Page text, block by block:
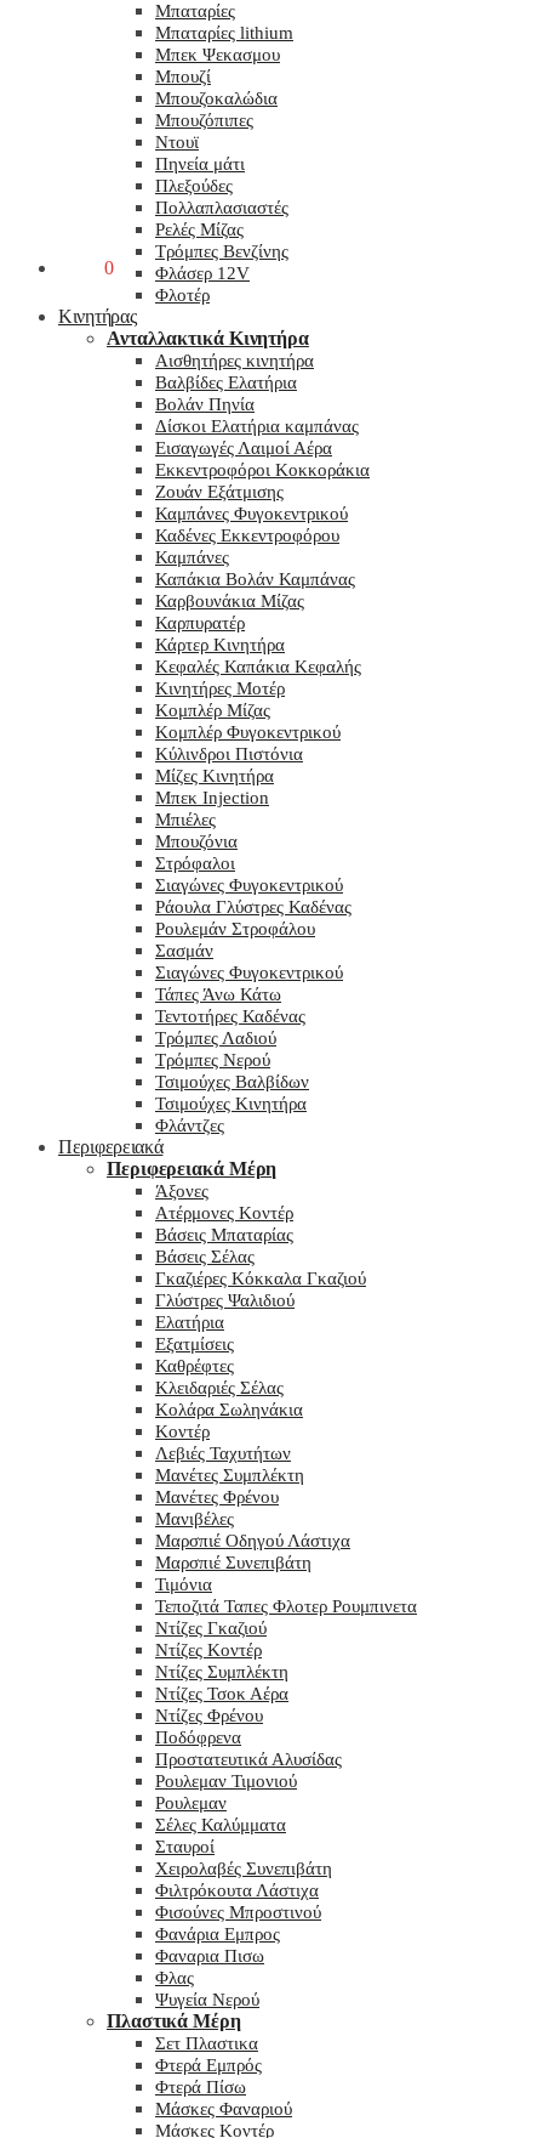
0
Μπαταρίες
Μπαταρίες lithium
Μπεκ Ψεκασμου
Μπουζί
Μπουζοκαλώδια
Μπουζόπιπες
Ντουϊ
Πηνεία μάτι
Πλεξούδες
Πολλαπλασιαστές
Ρελές Μίζας
Τρόμπες Βενζίνης
Φλάσερ 12V
Φλοτέρ
Κινητήρας
Ανταλλακτικά Κινητήρα
Αισθητήρες κινητήρα
Βαλβίδες Ελατήρια
Βολάν Πηνία
Δίσκοι Ελατήρια καμπάνας
Εισαγωγές Λαιμοί Αέρα
Εκκεντροφόροι Κοκκοράκια
Ζουάν Εξάτμισης
Καμπάνες Φυγοκεντρικού
Καδένες Εκκεντροφόρου
Καμπάνες
Καπάκια Βολάν Καμπάνας
Καρβουνάκια Μίζας
Καρπυρατέρ
Κάρτερ Κινητήρα
Κεφαλές Καπάκια Κεφαλής
Κινητήρες Μοτέρ
Κομπλέρ Μίζας
Κομπλέρ Φυγοκεντρικού
Κύλινδροι Πιστόνια
Μίζες Κινητήρα
Μπεκ Injection
Μπιέλες
Μπουζόνια
Στρόφαλοι
Σιαγώνες Φυγοκεντρικού
Ράουλα Γλύστρες Καδένας
Ρουλεμάν Στροφάλου
Σασμάν
Σιαγώνες Φυγοκεντρικού
Τάπες Άνω Κάτω
Τεντοτήρες Καδένας
Τρόμπες Λαδιού
Τρόμπες Νερού
Τσιμούχες Βαλβίδων
Τσιμούχες Κινητήρα
Φλάντζες
Περιφερειακά
Περιφερειακά Μέρη
Άξονες
Ατέρμονες Κοντέρ
Βάσεις Μπαταρίας
Βάσεις Σέλας
Γκαζιέρες Κόκκαλα Γκαζιού
Γλύστρες Ψαλιδιού
Ελατήρια
Εξατμίσεις
Καθρέφτες
Κλειδαριές Σέλας
Κολάρα Σωληνάκια
Κοντέρ
Λεβιές Ταχυτήτων
Μανέτες Συμπλέκτη
Μανέτες Φρένου
Μανιβέλες
Μαρσπιέ Οδηγού Λάστιχα
Μαρσπιέ Συνεπιβάτη
Τιμόνια
Τεποζιτά Ταπες Φλοτερ Ρουμπινετα
Ντίζες Γκαζιού
Ντίζες Κοντέρ
Ντίζες Συμπλέκτη
Ντίζες Τσοκ Αέρα
Ντίζες Φρένου
Ποδόφρενα
Προστατευτικά Αλυσίδας
Ρουλεμαν Τιμονιού
Ρουλεμαν
Σέλες Καλύμματα
Σταυροί
Χειρολαβές Συνεπιβάτη
Φιλτρόκουτα Λάστιχα
Φισούνες Μπροστινού
Φανάρια Εμπρος
Φαναρια Πισω
Φλας
Ψυγεία Νερού
Πλαστικά Μέρη
Σετ Πλαστικα
Φτερά Εμπρός
Φτερά Πίσω
Μάσκες Φαναριού
Μάσκες Κοντέρ